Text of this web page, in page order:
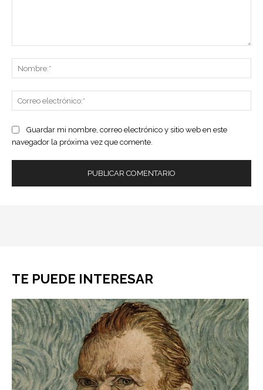
Guardar mi nombre, correo electrónico y sitio web en este
navegador la próxima vez que comente.
TE PUEDE INTERESAR